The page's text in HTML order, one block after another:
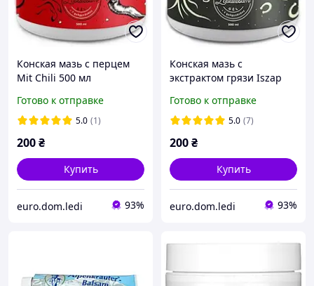
Конская мазь с перцем
Mit Chili 500 мл
Готово к отправке
5.0 (1)
200₴
Купить
euro.dom.ledi 93%
Конская мазь с
экстрактом грязи Iszap
Готово к отправке
5.0 (7)
200₴
Купить
euro.dom.ledi 93%